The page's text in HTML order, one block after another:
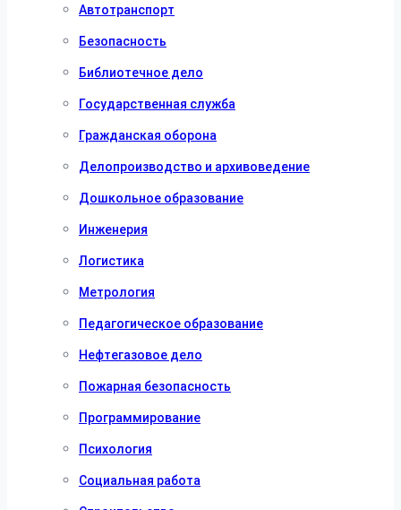
Автотранспорт
Безопасность
Библиотечное дело
Государственная служба
Гражданская оборона
Делопроизводство и архивоведение
Дошкольное образование
Инженерия
Логистика
Метрология
Педагогическое образование
Нефтегазовое дело
Пожарная безопасность
Программирование
Психология
Социальная работа